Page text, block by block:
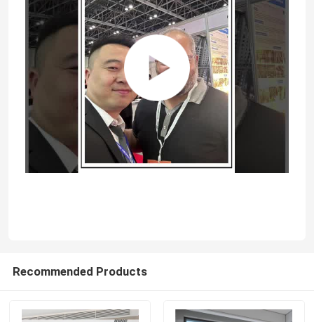
Recommended Products